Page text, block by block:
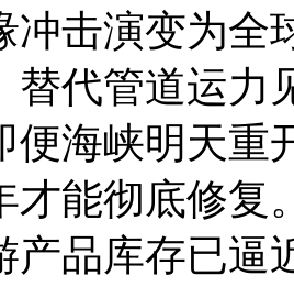
冲击演变为全
替代管道运力
海峡明天重
才能彻底修复
产品库存已逼